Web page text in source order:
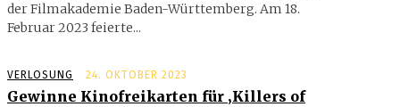
der Filmakademie Baden-Württemberg. Am 18.
Februar 2023 feierte...
VERLOSUNG 24. OKTOBER 2023
Gewinne Kinofreikarten für ‚Killers of